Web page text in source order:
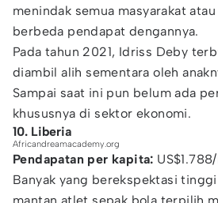
menindak semua masyarakat
berbeda pendapat dengannya.
Pada tahun 2021, Idriss Deby
diambil alih sementara oleh
Sampai saat ini pun belum ada
khususnya di sektor ekonomi.
10. Liberia
Africandreamacademy.org
Pendapatan per kapita:
Banyak yang berekspektasi